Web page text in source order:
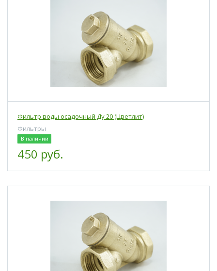
Фильтр воды осадочный Ду 20 (Цветлит)
Фильтры
В наличии
450 руб.